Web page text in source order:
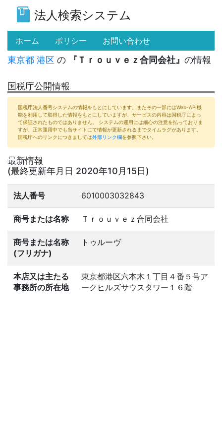
法人検索システム
ホーム (current)
ポリシー お問い合わせ
東京都 港区 の 『Ｔｒｏｕｖｅｚ合同会社』 の情報
国税庁公開情報
国税庁法人番号システムの情報をもとにしています。またその一部にはWeb-API機
能を利用して取得した情報をもとにしていますが、サービスの内容は国税庁によっ
て保証されたものではありません。 システムの運用には細心の注意を払っておりま
すが、正常運用中でも当サイトにて情報が更新されるまでタイムラグがあります。
国税庁へのリンクにつきましては外部リンク欄を参照下さい。
最新情報
(最終更新年月日 2020年10月15日)
法人番号 6010003032843
商号または名称 Ｔｒｏｕｖｅｚ合同会社
商号または名称
(フリガナ)
トゥルーヴ
本店又は主たる
事務所の所在地
東京都港区六本木１丁目４番５号ア
ークヒルズサウスタワー１６階